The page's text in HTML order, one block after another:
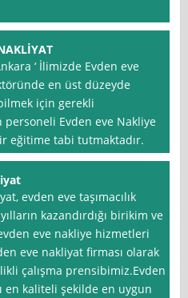
‘ İlimizde Evden eve
en üst düzeyde
için gerekli
Evden eve Nakliye
eğitime tabi tutmaktadır.
evden eve taşımacılık
kazandırdığı birikim ve
eve nakliye hizmetleri
eve nakliyat firması olarak
çalışma prensibimiz.Evden
en kaliteli şekilde en uygun